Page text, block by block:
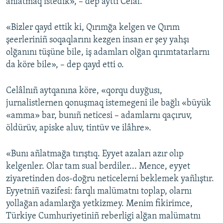
añlatmaq istedik», – dep ayttı Celâl.
«Bizler qayd ettik ki, Qırımğa kelgen ve Qırım
şeerleriniñ soqaqlarını kezgen insan er şey yahşı
olğanını tüşüne bile, iş adamları olğan qırımtatarlarnı
da köre bile», – dep qayd etti o.
Celâlnıñ aytqanına köre, «qorqu duyğusı,
jurnalistlernen qonuşmaq istemegeni ile bağlı «büyük
«amma» bar, bunıñ neticesi – adamlarnı qaçıruv,
öldürüv, apiske aluv, tintüv ve ilâhre».
«Bunı añlatmağa tırıştıq. Eyyet azaları azır olıp
kelgenler. Olar tam sual berdiler... Mence, eyyet
ziyaretinden dos-doğru neticelerni beklemek yañlıştır.
Eyyetniñ vazifesi: farqlı malümatnı toplap, olarnı
yollağan adamlarğa yetkizmey. Menim fikirimce,
Türkiye Cumhuriyetiniñ reberligi alğan malümatnı